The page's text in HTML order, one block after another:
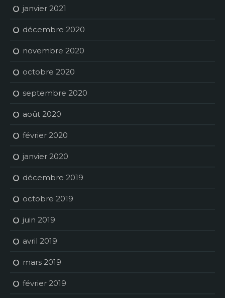
janvier 2021
décembre 2020
novembre 2020
octobre 2020
septembre 2020
août 2020
février 2020
janvier 2020
décembre 2019
octobre 2019
juin 2019
avril 2019
mars 2019
février 2019